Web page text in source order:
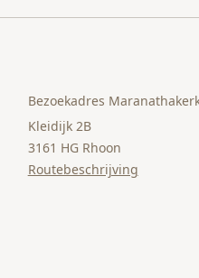
Bezoekadres
Kleidijk 2B
3161 HG Rhoon
Routebeschrijving